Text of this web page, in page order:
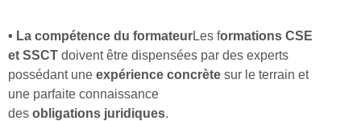
• La compétence du formateurLes formations CSE
et SSCT doivent être dispensées par des experts
possédant une expérience concrète sur le terrain et
une parfaite connaissance
des obligations juridiques.